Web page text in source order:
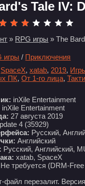
Tale IV:
» RPG игры » The
игры / Приключения
SpaceX,xatab, 2019,
ПК,От 1-го лица,
inXile Entertainment
inXile Entertainment
27 августа 2019
4 (35929)
Русский,
Английский
Русский, Английский,
xatab, SpaceX
Не требуется (DRM-
файл перезалит.